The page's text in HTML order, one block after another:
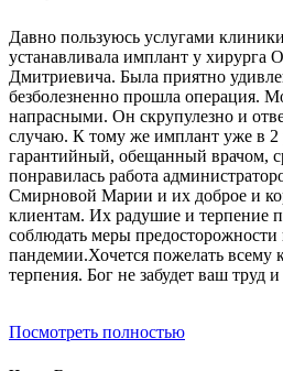
Давно пользуюсь услугами
устанавливала имплант у хирурга
Дмитриевича. Была приятно
безболезненно прошла операция.
напрасными. Он скрупулезно и
случаю. К тому же имплант уже в 2
гарантийный, обещанный врачом,
понравилась работа
Смирновой Марии и их доброе и
клиентам. Их радушие и терпение
соблюдать меры предосторожности
пандемии.Хочется пожелать всему
терпения. Бог не забудет ваш труд
Посмотреть полностью